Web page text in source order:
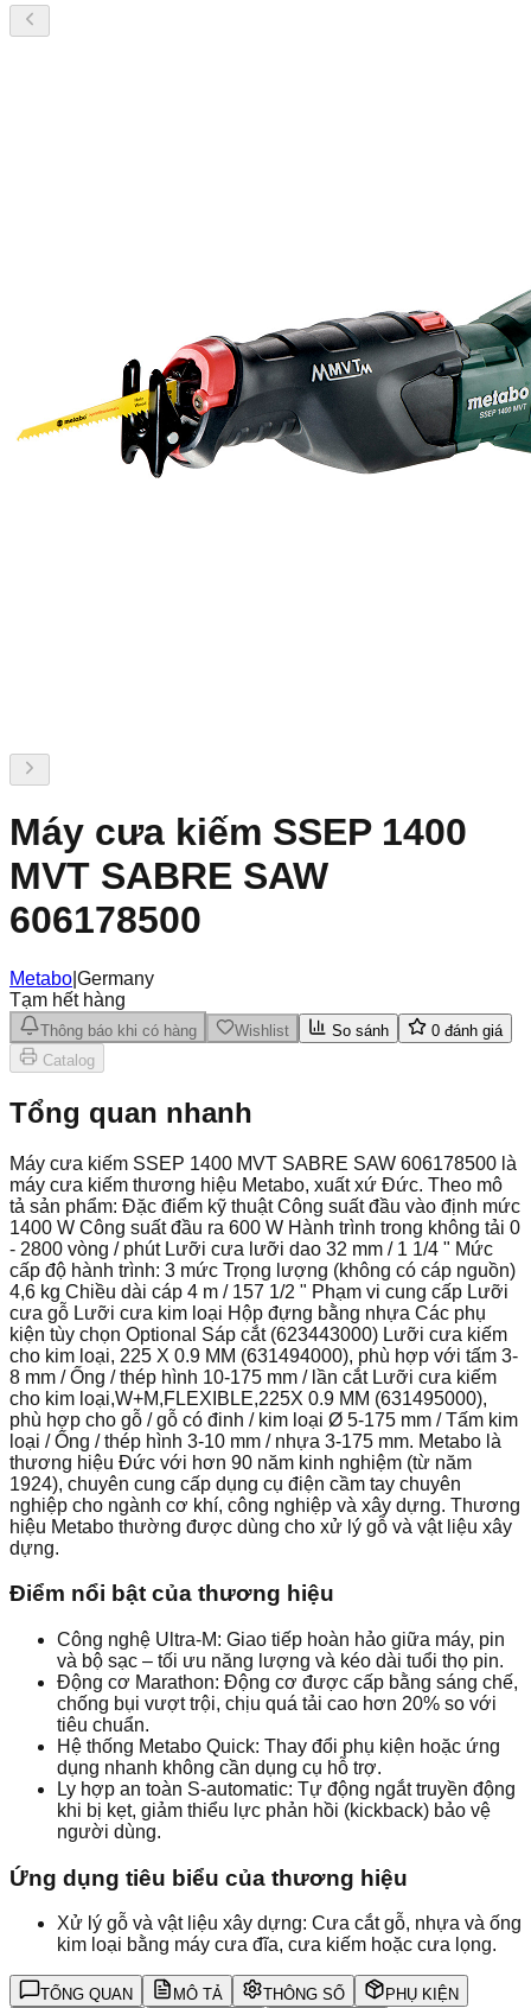
Máy cưa kiếm SSEP 1400
MVT SABRE SAW
606178500
Metabo Germany
Tạm hết hàng
Thông báo khi có hàng Wishlist So sánh 0 đánh giá
Catalog
Tổng quan nhanh
Máy cưa kiếm SSEP 1400 MVT SABRE SAW 606178500 là
máy cưa kiếm thương hiệu Metabo, xuất xứ Đức. Theo mô
tả sản phẩm: Đặc điểm kỹ thuật Công suất đầu vào định mức
1400 W Công suất đầu ra 600 W Hành trình trong không tải 0
- 2800 vòng / phút Lưỡi cưa lưỡi dao 32 mm / 1 1/4 " Mức
cấp độ hành trình: 3 mức Trọng lượng (không có cáp nguồn)
4,6 kg Chiều dài cáp 4 m / 157 1/2 " Phạm vi cung cấp Lưỡi
cưa gỗ Lưỡi cưa kim loại Hộp đựng bằng nhựa Các phụ
kiện tùy chọn Optional Sáp cắt (623443000) Lưỡi cưa kiếm
cho kim loại, 225 X 0.9 MM (631494000), phù hợp với tấm 3-
8 mm / Ống / thép hình 10-175 mm / lần cắt Lưỡi cưa kiếm
cho kim loại,W+M,FLEXIBLE,225X 0.9 MM (631495000),
phù hợp cho gỗ / gỗ có đinh / kim loại Ø 5-175 mm / Tấm kim
loại / Ống / thép hình 3-10 mm / nhựa 3-175 mm. Metabo là
thương hiệu Đức với hơn 90 năm kinh nghiệm (từ năm
1924), chuyên cung cấp dụng cụ điện cầm tay chuyên
nghiệp cho ngành cơ khí, công nghiệp và xây dựng. Thương
hiệu Metabo thường được dùng cho xử lý gỗ và vật liệu xây
dựng.
Điểm nổi bật của thương hiệu
Công nghệ Ultra-M: Giao tiếp hoàn hảo giữa máy, pin
và bộ sạc – tối ưu năng lượng và kéo dài tuổi thọ pin.
Động cơ Marathon: Động cơ được cấp bằng sáng chế,
chống bụi vượt trội, chịu quá tải cao hơn 20% so với
tiêu chuẩn.
Hệ thống Metabo Quick: Thay đổi phụ kiện hoặc ứng
dụng nhanh không cần dụng cụ hỗ trợ.
Ly hợp an toàn S-automatic: Tự động ngắt truyền động
khi bị kẹt, giảm thiểu lực phản hồi (kickback) bảo vệ
người dùng.
Ứng dụng tiêu biểu của thương hiệu
Xử lý gỗ và vật liệu xây dựng: Cưa cắt gỗ, nhựa và ống
kim loại bằng máy cưa đĩa, cưa kiếm hoặc cưa lọng.
TỔNG QUAN MÔ TẢ THÔNG SỐ
PHỤ KIỆN